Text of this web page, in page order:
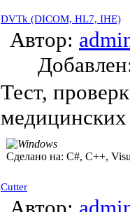
DVTk (DICOM, HL7, IHE)
Автор:
Тест,
Сделано на: C#, C++,
Cutter